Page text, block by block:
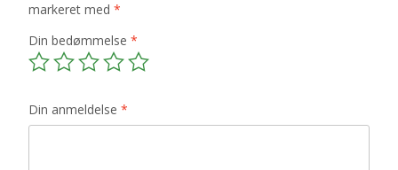
markeret med *
Din bedømmelse *
Din anmeldelse *